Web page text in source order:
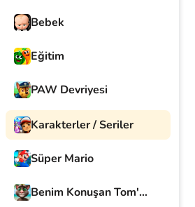
Bebek
Eğitim
PAW Devriyesi
Karakterler / Seriler
Süper Mario
Benim Konuşan Tom'um